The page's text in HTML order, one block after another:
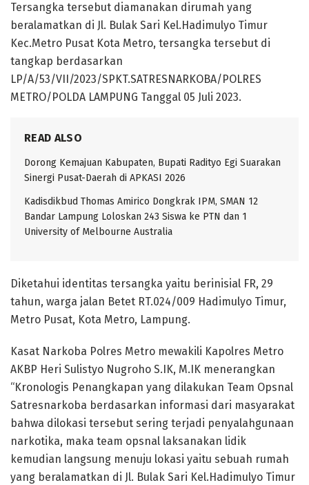
Tersangka tersebut diamanakan dirumah yang
beralamatkan di Jl. Bulak Sari Kel.Hadimulyo Timur
Kec.Metro Pusat Kota Metro, tersangka tersebut di
tangkap berdasarkan
LP/A/53/VII/2023/SPKT.SATRESNARKOBA/POLRES
METRO/POLDA LAMPUNG Tanggal 05 Juli 2023.
READ ALSO
Dorong Kemajuan Kabupaten, Bupati Radityo Egi Suarakan
Sinergi Pusat-Daerah di APKASI 2026
Kadisdikbud Thomas Amirico Dongkrak IPM, SMAN 12
Bandar Lampung Loloskan 243 Siswa ke PTN dan 1
University of Melbourne Australia
Diketahui identitas tersangka yaitu berinisial FR, 29
tahun, warga jalan Betet RT.024/009 Hadimulyo Timur,
Metro Pusat, Kota Metro, Lampung.
Kasat Narkoba Polres Metro mewakili Kapolres Metro
AKBP Heri Sulistyo Nugroho S.IK, M.IK menerangkan
“Kronologis Penangkapan yang dilakukan Team Opsnal
Satresnarkoba berdasarkan informasi dari masyarakat
bahwa dilokasi tersebut sering terjadi penyalahgunaan
narkotika, maka team opsnal laksanakan lidik
kemudian langsung menuju lokasi yaitu sebuah rumah
yang beralamatkan di Jl. Bulak Sari Kel.Hadimulyo Timur